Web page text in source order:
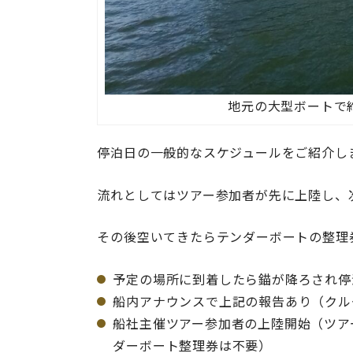
地元の大型ボート
停泊日の一般的なスケジュールをご紹介し
流れとしてはツアー参加者が先に上陸し
その後空いてきたらテンダーボートの整
予定の場所に到着したら錨が降ろされ
船内アナウンスで上記の報告あり（ク
船社主催ツアー参加者の上陸開始（ツ
ダーボート整理券は不要）